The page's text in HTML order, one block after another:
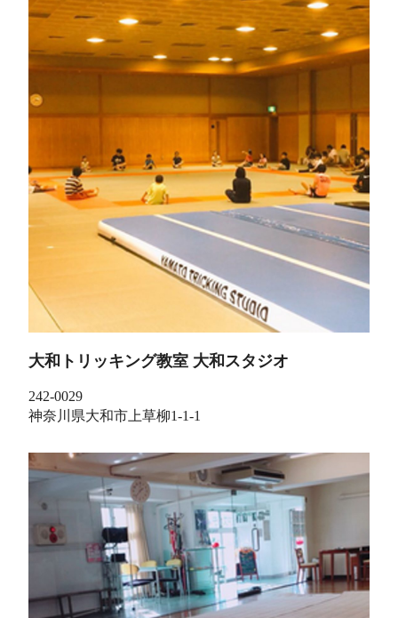
大和トリッキング教室 大和スタジオ
242-0029
神奈川県大和市上草柳1-1-1